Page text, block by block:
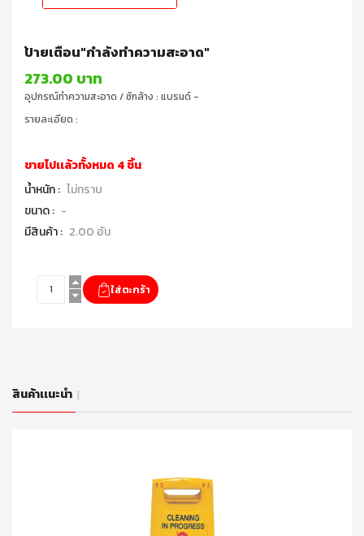
ป้ายเตือน"กำลังทำความสะอาด"
273.00 บาท
อุปกรณ์ทำความสะอาด / ซักล้าง : แบรนด์ -
รายละเอียด :
ขายไปเเล้วทั้งหมด 4 ชิ้น
น้ำหนัก : ไม่ทราบ
ขนาด : -
มีสินค้า : 2.00 อัน
สินค้าเเนะนำ